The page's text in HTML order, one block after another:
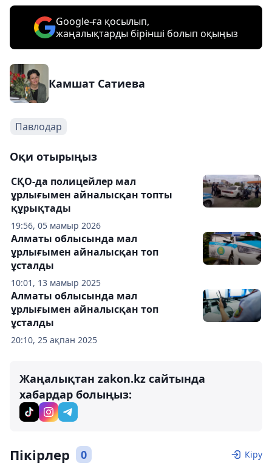
Google-ға қосылып,
жаңалықтарды бірінші болып оқыңыз
Камшат Сатиева
Павлодар
Оқи отырыңыз
19:56, 05 мамыр 2026
СҚО-да полицейлер мал
ұрлығымен айналысқан топты
құрықтады
10:01, 13 мамыр 2025
Алматы облысында мал
ұрлығымен айналысқан топ
ұсталды
20:10, 25 ақпан 2025
Алматы облысында мал
ұрлығымен айналысқан топ
ұсталды
Жаңалықтан zakon.kz сайтында
хабардар болыңыз:
Пікірлер 0 Кіру